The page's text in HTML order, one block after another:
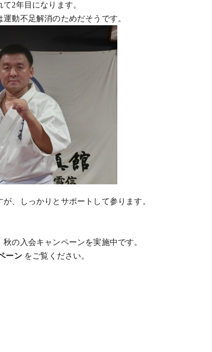
2年目になります。
動不足解消のためだそうです。
、しっかりとサポートして参ります。
の入会キャンペーンを実施中です。
ーン をご覧ください。